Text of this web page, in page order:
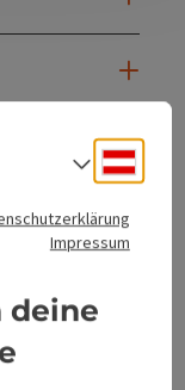
Impressum
deine